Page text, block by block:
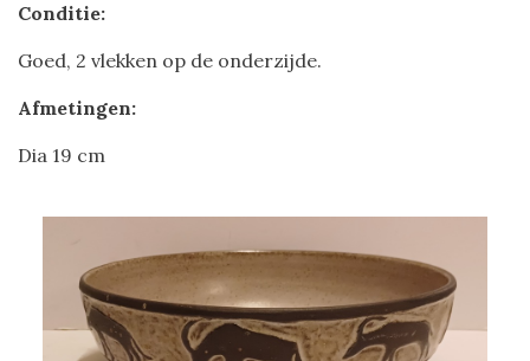
Conditie:
Goed, 2 vlekken op de onderzijde.
Afmetingen:
Dia 19 cm